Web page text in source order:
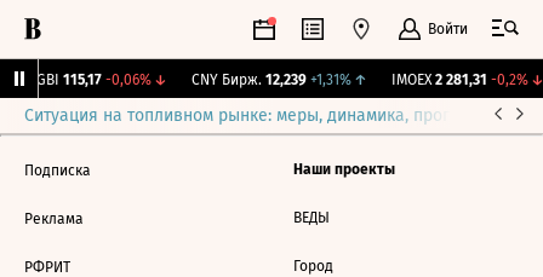
Войти
RGBI 115,17 -0,06%↓ CNY Бирж. 12,239 +1,31%↑ IMOEX 2 281,31 -0,2%↓
Ситуация на топливном рынке: меры, динамика, прогнозы
Подписка
Реклама
РФРИТ
Наши проекты
ВЕДЫ
Город